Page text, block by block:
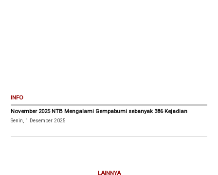
INFO
November 2025 NTB Mengalami Gempabumi sebanyak 386 Kejadian
Senin, 1 Desember 2025
LAINNYA